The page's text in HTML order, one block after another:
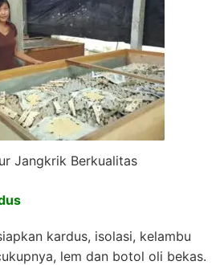
Jangkrik Berkualitas
kardus, isolasi, kelambu
lem dan botol oli bekas.